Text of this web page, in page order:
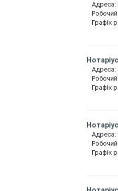
Адреса:
Графік
Нотаріус
Адреса:
Графік
Нотаріус
Адреса:
Графік